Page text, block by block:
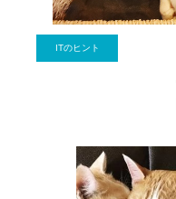
ITのヒント